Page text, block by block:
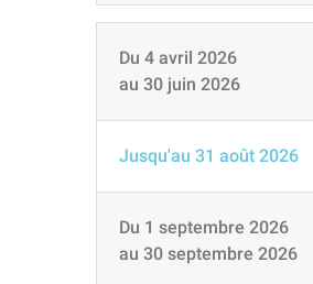
Du 4 avril 2026
au 30 juin 2026
Jusqu'au 31 août 2026
Du 1 septembre 2026
au 30 septembre 2026